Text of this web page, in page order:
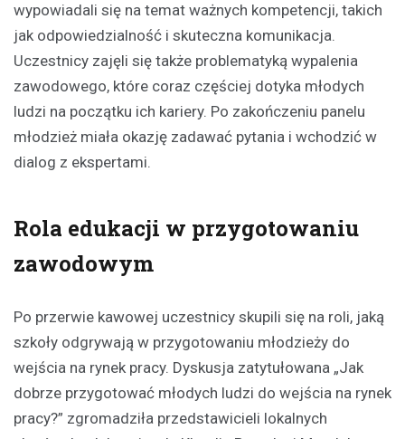
wypowiadali się na temat ważnych kompetencji, takich
jak odpowiedzialność i skuteczna komunikacja.
Uczestnicy zajęli się także problematyką wypalenia
zawodowego, które coraz częściej dotyka młodych
ludzi na początku ich kariery. Po zakończeniu panelu
młodzież miała okazję zadawać pytania i wchodzić w
dialog z ekspertami.
Rola edukacji w przygotowaniu
zawodowym
Po przerwie kawowej uczestnicy skupili się na roli, jaką
szkoły odgrywają w przygotowaniu młodzieży do
wejścia na rynek pracy. Dyskusja zatytułowana „Jak
dobrze przygotować młodych ludzi do wejścia na rynek
pracy?” zgromadziła przedstawicieli lokalnych